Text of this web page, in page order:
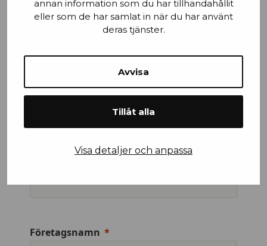
annan information som du har tillhandahållit
eller som de har samlat in när du har använt
deras tjänster.
Avvisa
Tillåt alla
Visa detaljer och anpassa
Stad
Företagsnamn